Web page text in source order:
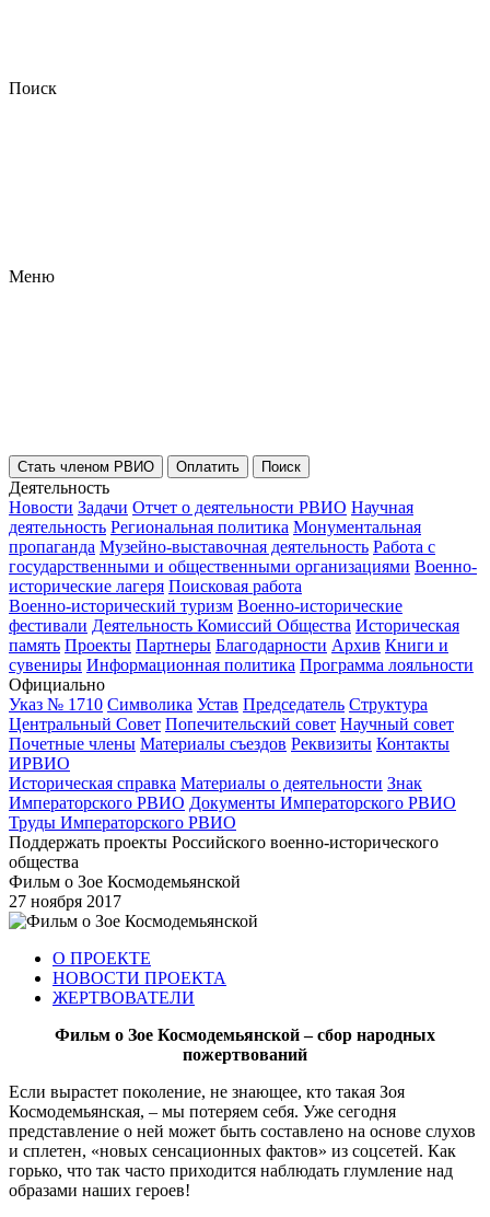
Поиск
Меню
Стать членом РВИО Оплатить Поиск
Деятельность
Новости Задачи Отчет о деятельности РВИО Научная
деятельность Региональная политика Монументальная
пропаганда Музейно-выставочная деятельность Работа с
государственными и общественными организациями Военно-
исторические лагеря Поисковая работа
Военно-исторический туризм Военно-исторические
фестивали Деятельность Комиссий Общества Историческая
память Проекты Партнеры Благодарности Архив Книги и
сувениры Информационная политика Программа лояльности
Официально
Указ № 1710 Символика Устав Председатель Структура
Центральный Совет Попечительский совет Научный совет
Почетные члены Материалы съездов Реквизиты Контакты
ИРВИО
Историческая справка Материалы о деятельности Знак
Императорского РВИО Документы Императорского РВИО
Труды Императорского РВИО
Поддержать проекты Российского военно-исторического
общества
Фильм о Зое Космодемьянской
27 ноября 2017
О ПРОЕКТЕ
НОВОСТИ ПРОЕКТА
ЖЕРТВОВАТЕЛИ
Фильм о Зое Космодемьянской – сбор народных
пожертвований
Если вырастет поколение, не знающее, кто такая Зоя
Космодемьянская, – мы потеряем себя. Уже сегодня
представление о ней может быть составлено на основе слухов
и сплетен, «новых сенсационных фактов» из соцсетей. Как
горько, что так часто приходится наблюдать глумление над
образами наших героев!